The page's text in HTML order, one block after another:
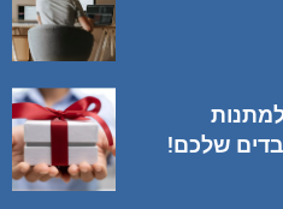
למתנות
שלכם!